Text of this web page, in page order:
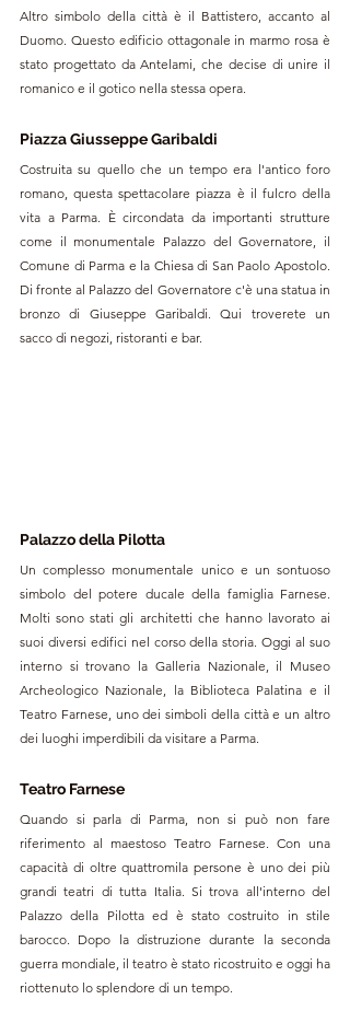
Altro simbolo della città è il Battistero, accanto al
Duomo. Questo edificio ottagonale in marmo rosa è
stato progettato da Antelami, che decise di unire il
romanico e il gotico nella stessa opera.
Piazza Giusseppe Garibaldi
Costruita su quello che un tempo era l'antico foro
romano, questa spettacolare piazza è il fulcro della
vita a Parma. È circondata da importanti strutture
come il monumentale Palazzo del Governatore, il
Comune di Parma e la Chiesa di San Paolo Apostolo.
Di fronte al Palazzo del Governatore c'è una statua in
bronzo di Giuseppe Garibaldi. Qui troverete un
sacco di negozi, ristoranti e bar.
Palazzo della Pilotta
Un complesso monumentale unico e un sontuoso
simbolo del potere ducale della famiglia Farnese.
Molti sono stati gli architetti che hanno lavorato ai
suoi diversi edifici nel corso della storia. Oggi al suo
interno si trovano la Galleria Nazionale, il Museo
Archeologico Nazionale, la Biblioteca Palatina e il
Teatro Farnese, uno dei simboli della città e un altro
dei luoghi imperdibili da visitare a Parma.
Teatro Farnese
Quando si parla di Parma, non si può non fare
riferimento al maestoso ​​Teatro Farnese. Con una
capacità di oltre quattromila persone è uno dei più
grandi teatri di tutta Italia. Si trova all'interno del
Palazzo della Pilotta ed è stato costruito in stile
barocco. Dopo la distruzione durante la seconda
guerra mondiale, il teatro è stato ricostruito e oggi ha
riottenuto lo splendore di un tempo.